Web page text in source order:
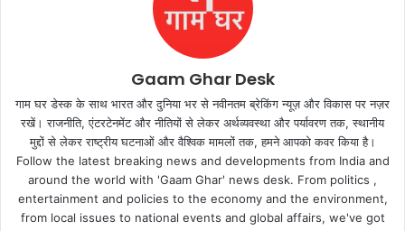
Gaam Ghar Desk
गाम घर डेस्क के साथ भारत और दुनिया भर से नवीनतम ब्रेकिंग न्यूज़ और विकास पर नज़र
रखें। राजनीति, एंटरटेनमेंट और नीतियों से लेकर अर्थव्यवस्था और पर्यावरण तक, स्थानीय
मुद्दों से लेकर राष्ट्रीय घटनाओं और वैश्विक मामलों तक, हमने आपको कवर किया है।
Follow the latest breaking news and developments from India and
around the world with 'Gaam Ghar' news desk. From politics ,
entertainment and policies to the economy and the environment,
from local issues to national events and global affairs, we've got